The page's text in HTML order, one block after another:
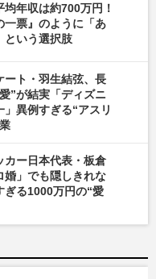
年収は約700万円！
一票』のように「あ
という選択肢
ート・羽生結弦、長
”が結実「ディズニ
」異例すぎる“アスリ
カー日本代表・板倉
婚」でも隠しきれな
ぎる1000万円の“愛